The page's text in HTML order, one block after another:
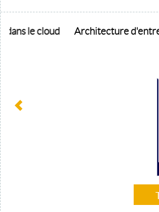
Architecture d'entreprise